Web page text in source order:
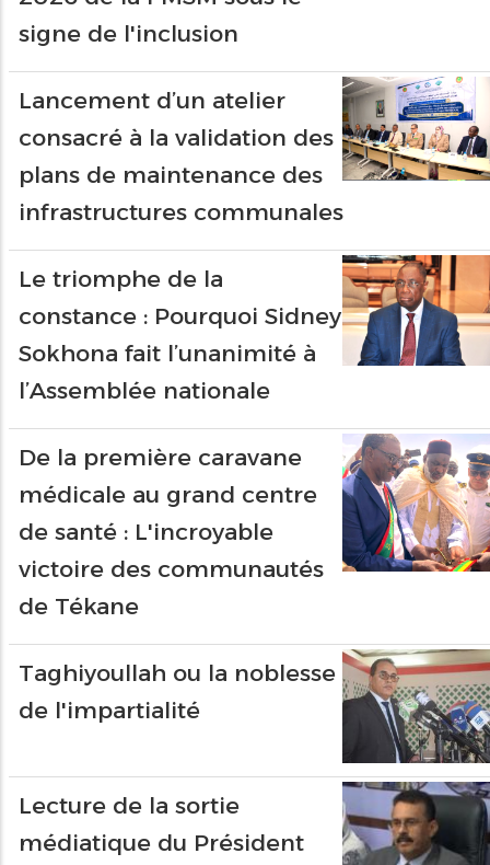
signe de l'inclusion
Lancement d’un atelier
consacré à la validation des
plans de maintenance des
infrastructures communales
Le triomphe de la
constance : Pourquoi Sidney
Sokhona fait l’unanimité à
l’Assemblée nationale
De la première caravane
médicale au grand centre
de santé : L'incroyable
victoire des communautés
de Tékane
Taghiyoullah ou la noblesse
de l'impartialité
Lecture de la sortie
médiatique du Président